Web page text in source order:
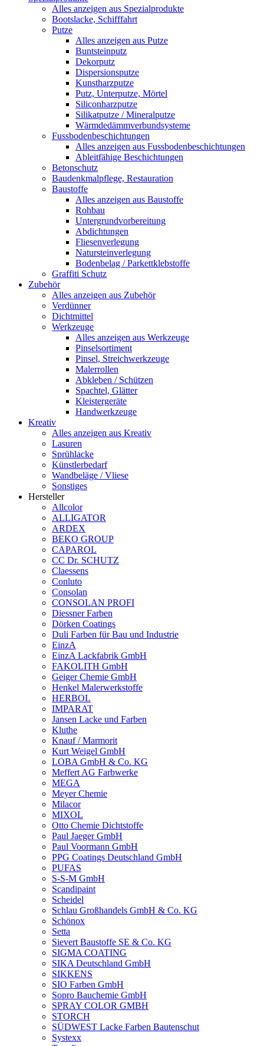
Alles anzeigen aus Spezialprodukte
Bootslacke, Schifffahrt
Putze
Alles anzeigen aus Putze
Buntsteinputz
Dekorputz
Dispersionsputze
Kunstharzputze
Putz, Unterputze, Mörtel
Siliconharzputze
Silikatputze / Mineralputze
Wärmdedämmverbundsysteme
Fussbodenbeschichtungen
Alles anzeigen aus Fussbodenbeschichtungen
Ableitfähige Beschichtungen
Betonschutz
Baudenkmalpflege, Restauration
Baustoffe
Alles anzeigen aus Baustoffe
Rohbau
Untergrundvorbereitung
Abdichtungen
Fliesenverlegung
Natursteinverlegung
Bodenbelag / Parkettklebstoffe
Graffiti Schutz
Zubehör
Alles anzeigen aus Zubehör
Verdünner
Dichtmittel
Werkzeuge
Alles anzeigen aus Werkzeuge
Pinselsortiment
Pinsel, Streichwerkzeuge
Malerrollen
Abkleben / Schützen
Spachtel, Glätter
Kleistergeräte
Handwerkzeuge
Kreativ
Alles anzeigen aus Kreativ
Lasuren
Sprühlacke
Künstlerbedarf
Wandbeläge / Vliese
Sonstiges
Hersteller
Allcolor
ALLIGATOR
ARDEX
BEKO GROUP
CAPAROL
CC Dr. SCHUTZ
Claessens
Conluto
Consolan
CONSOLAN PROFI
Diessner Farben
Dörken Coatings
Duli Farben für Bau und Industrie
EinzA
EinzA Lackfabrik GmbH
FAKOLITH GmbH
Geiger Chemie GmbH
Henkel Malerwerkstoffe
HERBOL
IMPARAT
Jansen Lacke und Farben
Kluthe
Knauf / Marmorit
Kurt Weigel GmbH
LOBA GmbH & Co. KG
Meffert AG Farbwerke
MEGA
Meyer Chemie
Milacor
MIXOL
Otto Chemie Dichtstoffe
Paul Jaeger GmbH
Paul Voormann GmbH
PPG Coatings Deutschland GmbH
PUFAS
S-S-M GmbH
Scandipaint
Scheidel
Schlau Großhandels GmbH & Co. KG
Schönox
Setta
Sievert Baustoffe SE & Co. KG
SIGMA COATING
SIKA Deutschland GmbH
SIKKENS
SIO Farben GmbH
Sopro Bauchemie GmbH
SPRAY COLOR GMBH
STORCH
SÜDWEST Lacke Farben Bautenschut
Systexx